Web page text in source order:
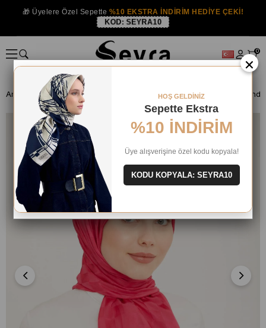
🎁 Üyelere Özel Sepette %10 EKSTRA İNDİRİM HEDİYE ÇEKİ!
KOD: SEYRA10
0
Anasayfa ŞAL
×
HOŞ GELDİNİZ
Sepette Ekstra
%10 İNDİRİM
Üye alışverişine özel kodu kopyala!
KODU KOPYALA: SEYRA10